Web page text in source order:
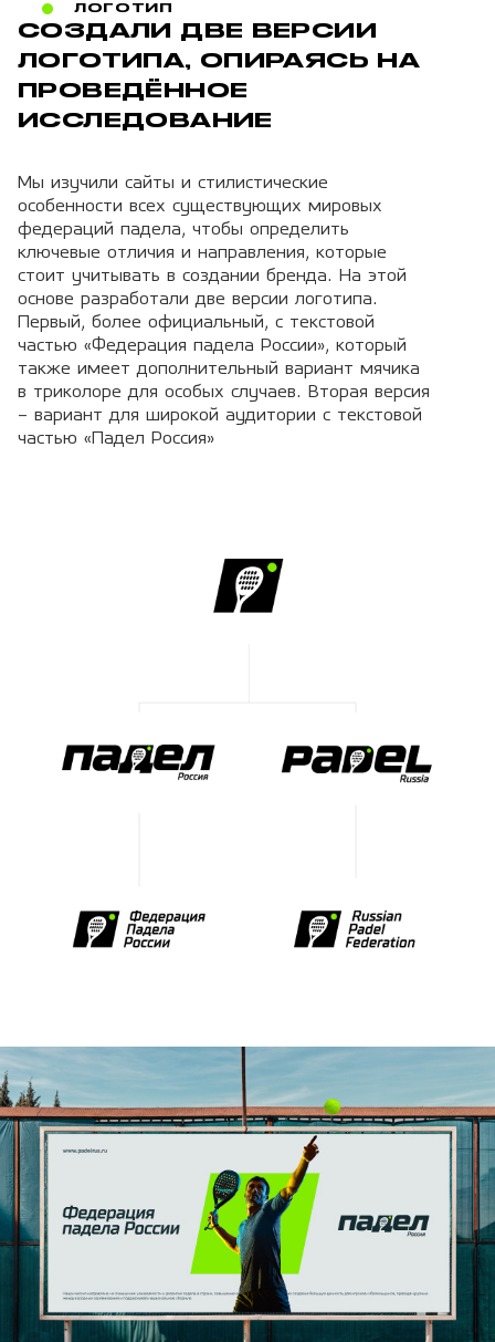
ЛОГОТИП
СОЗДАЛИ ДВЕ ВЕРСИИ
ЛОГОТИПА, ОПИРАЯСЬ НА
ПРОВЕДЁННОЕ
ИССЛЕДОВАНИЕ
Мы изучили сайты и стилистические
особенности всех существующих мировых
федераций падела, чтобы определить
ключевые отличия и направления, которые
стоит учитывать в создании бренда. На этой
основе разработали две версии логотипа.
Первый, более официальный, с текстовой
частью «Федерация падела России», который
также имеет дополнительный вариант мячика
в триколоре для особых случаев. Вторая версия
– вариант для широкой аудитории с текстовой
частью «Падел Россия»